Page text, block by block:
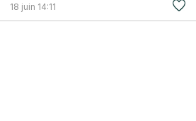
18 juin 14:11